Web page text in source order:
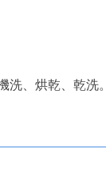
洗、烘乾、乾洗。